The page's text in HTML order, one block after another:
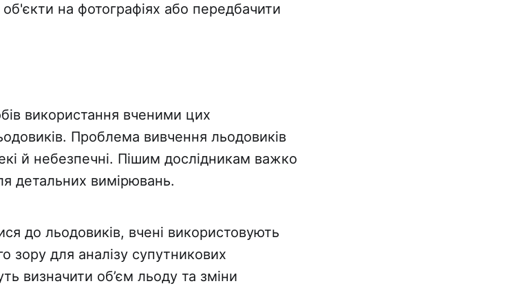
на фотографіях або передбачити
використання вченими цих
Проблема вивчення льодовиків
й небезпечні. Пішим дослідникам важко
детальних вимірювань.
до льодовиків, вчені використовують
зору для аналізу супутникових
визначити об’єм льоду та зміни